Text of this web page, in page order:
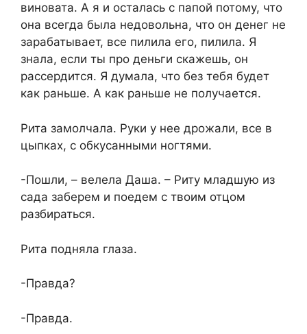
виновата. А я и осталась с папой потому, что
она всегда была недовольна, что он денег не
зарабатывает, все пилила его, пилила. Я
знала, если ты про деньги скажешь, он
рассердится. Я думала, что без тебя будет
как раньше. А как раньше не получается.
Рита замолчала. Руки у нее дрожали, все в
цыпках, с обкусанными ногтями.
-Пошли, – велела Даша. – Риту младшую из
сада заберем и поедем с твоим отцом
разбираться.
Рита подняла глаза.
-Правда?
-Правда.